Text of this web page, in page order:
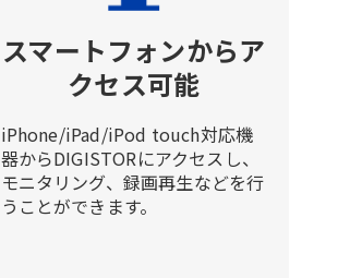
スマートフォンからア
クセス可能
iPhone/iPad/iPod touch対応機
器からDIGISTORにアクセスし、
モニタリング、録画再生などを行
うことができます。